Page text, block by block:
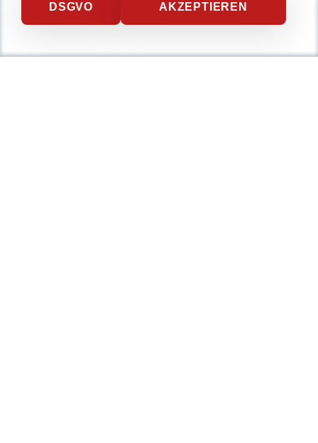
DSGVO AKZEPTIEREN